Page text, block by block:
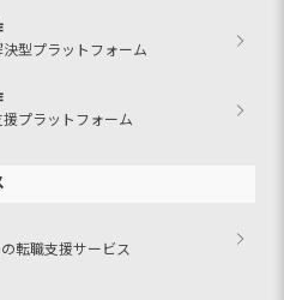
型プラットフォーム
プラットフォーム
転職支援サービス